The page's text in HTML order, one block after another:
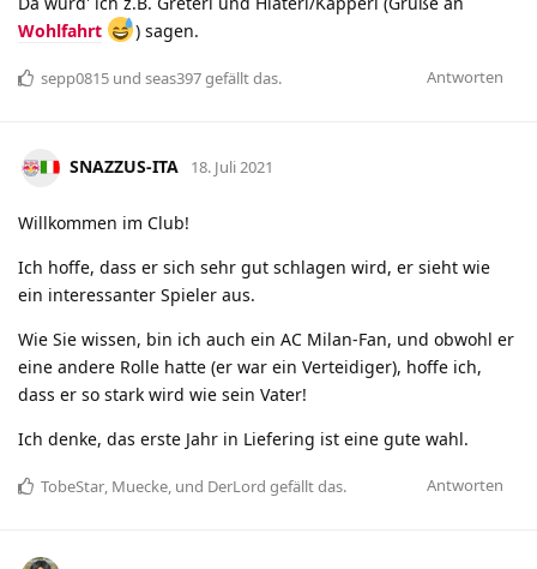
Wohlfahrt
) sagen.
Antworten
sepp0815 und seas397gefällt das.
SNAZZUS-ITA 18. Juli 2021
Willkommen im Club!
Ich hoffe, dass er sich sehr gut schlagen wird, er sieht wie
ein interessanter Spieler aus.
Wie Sie wissen, bin ich auch ein AC Milan-Fan, und obwohl er
eine andere Rolle hatte (er war ein Verteidiger), hoffe ich,
dass er so stark wird wie sein Vater!
Ich denke, das erste Jahr in Liefering ist eine gute wahl.
Antworten
TobeStar, Muecke, und DerLord gefällt das.